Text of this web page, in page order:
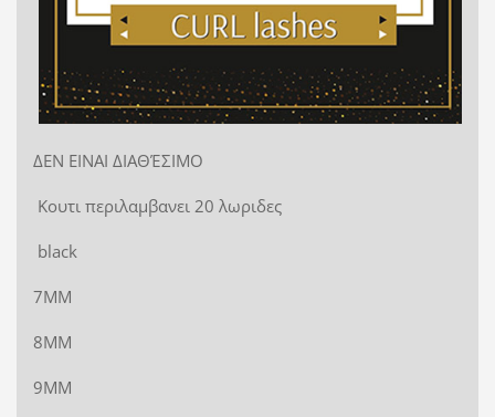
ΔΕΝ ΕΙΝΑΙ ΔΙΑΘΈΣΙΜΟ
Κουτι περιλαμβανει 20 λωριδες
black
7ΜΜ
8ΜΜ
9ΜΜ